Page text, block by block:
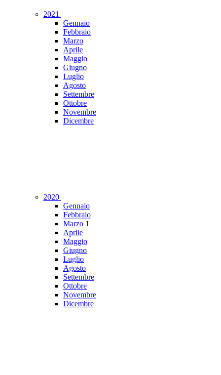
2021
Gennaio
Febbraio
Marzo
Aprile
Maggio
Giugno
Luglio
Agosto
Settembre
Ottobre
Novembre
Dicembre
2020
Gennaio
Febbraio
Marzo 1
Aprile
Maggio
Giugno
Luglio
Agosto
Settembre
Ottobre
Novembre
Dicembre